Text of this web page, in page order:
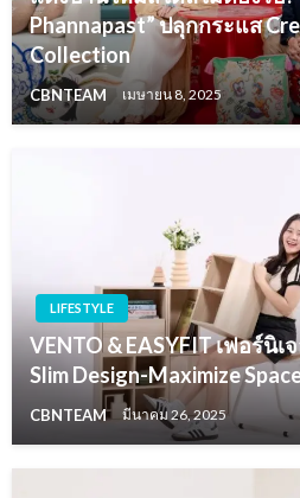
Phannapast” ปลุกกระแส
Collection
CBNTEAM เมษายน 8, 2025
LIFESTYLE
VENTO & EASYFIT เฟอร์นิ
Slim Design-Maximize
CBNTEAM มีนาคม 26, 2025